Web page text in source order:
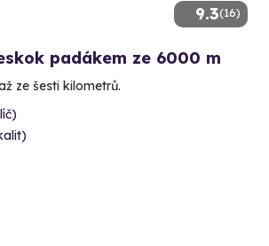
9.3(16)
padákem ze 6000 m
ze šesti kilometrů.